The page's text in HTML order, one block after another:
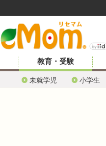
教育・受験
未就学児 小学生